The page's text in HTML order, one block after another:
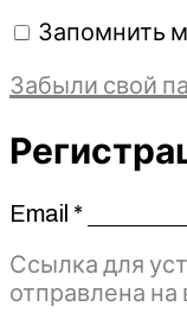
Запомнить
Забыли свой
Email *
Ссылка для
отправлена